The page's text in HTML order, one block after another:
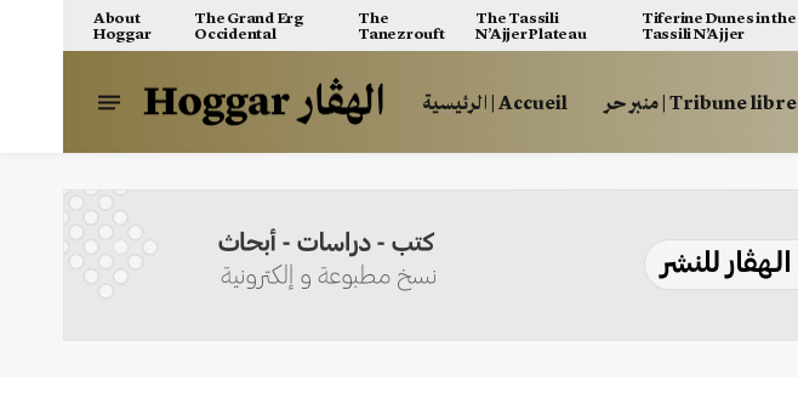
About
Hoggar
The Grand Erg
Occidental
The
Tanezrouft
The Tassili
N’Ajjer Plateau
Tiferine Dunes in the
Tassili N’Ajjer
الرئيسية | Accueil منبر حر | Tribune libre